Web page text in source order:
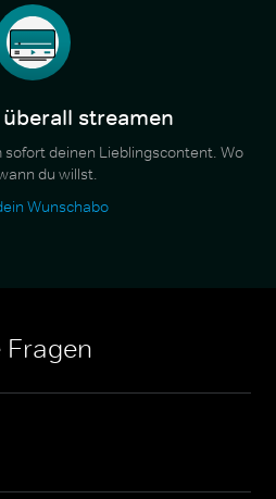
streamen
sofort deinen Lieblingscontent. Wo
du willst.
Wunschabo